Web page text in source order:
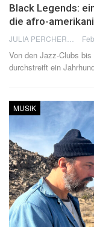
Black Legends:
die afro-
JULIA PERCHERON
Von den Jazz-Clubs
durchstreift ein
MUSIK